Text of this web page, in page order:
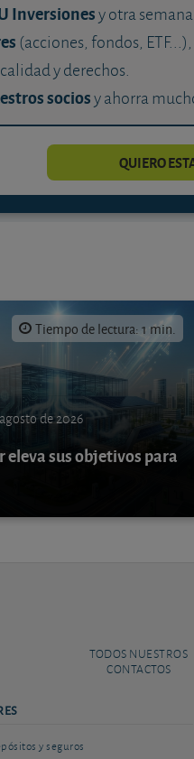
Inversionesy otra
(acciones, fondos, ETF...),
y derechos.
sociosy ahorra
QUIERO
Tiempo de lectura: 1 min.
de 2026
eleva sus objetivos para
TODOS NUESTROS
CONTACTOS
y seguros